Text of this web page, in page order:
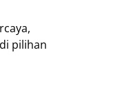
pilihan